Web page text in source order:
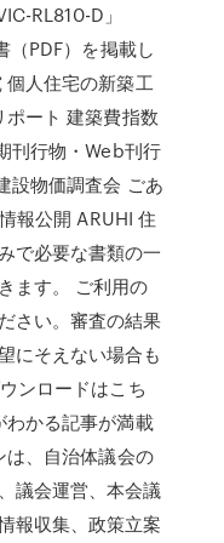
RL810-D」
（PDF）を掲載し
人住宅の新築工
ート 建築費指数
刊行物・Web刊行
設物価調査会 ごあ
報公開 ARUHI 住
で必要な書類の一
ます。 ご利用の
さい。審査の結果
にそえない場合も
ンロードはこち
かる記事が満載
、自治体議会の
議会運営、本会議
報収集、政策立案